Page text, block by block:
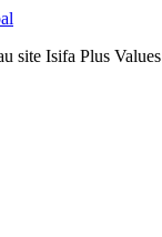
site Isifa Plus Values